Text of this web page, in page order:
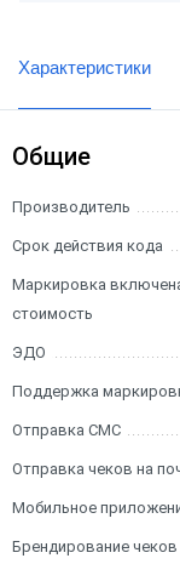
Характеристики
Общие
Производитель
Срок действия кода
Маркировка
стоимость
ЭДО
Поддержка
Отправка СМС
Отправка чеков на
Мобильное
Брендирование чеков